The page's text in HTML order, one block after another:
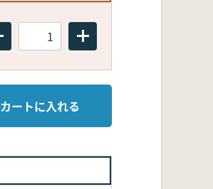
カートに入れる